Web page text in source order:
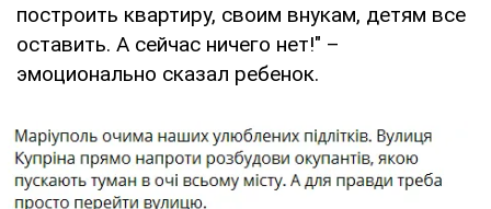
построить квартиру, своим внукам, детям все
оставить. А сейчас ничего нет!" –
эмоционально сказал ребенок.